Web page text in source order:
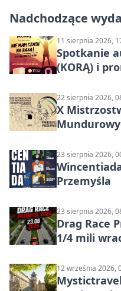
Nadchodzące
11 sierpnia 2026,
Spotkanie
(KORĄ) i
22 sierpnia 2026,
X
23 sierpnia 2026,
Przemyśla
23 sierpnia 2026,
Drag Race
1/4 mili
12 września 2026,